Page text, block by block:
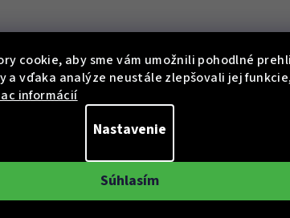
cookie, aby sme vám umožnili pohodlné
a vďaka analýze neustále zlepšovali jej
informácií
Nastavenie
Súhlasím
& Son slnečné okuliare
Skladem
KÓD:
Hally & Son